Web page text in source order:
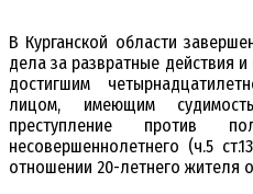
В Курганской области
дела за развратные действия
достигшим
лицом, имеющим
преступление против
несовершеннолетнего (ч.5
отношении 20-летнего жителя